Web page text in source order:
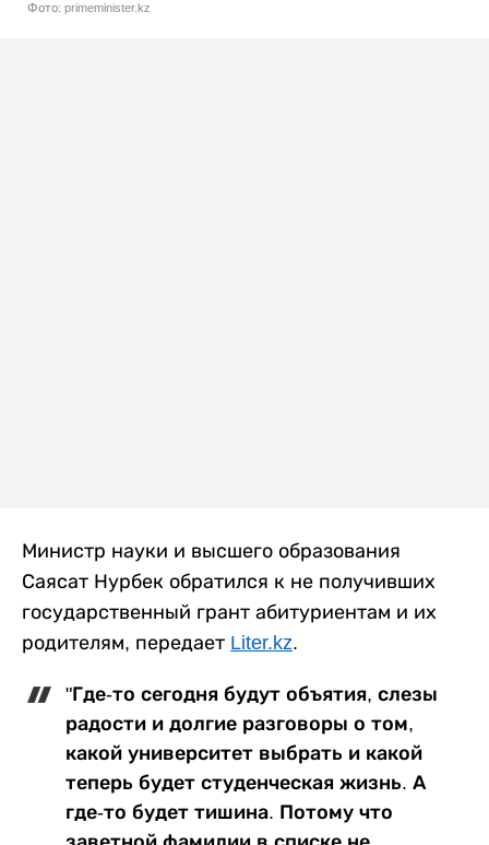
Фото: primeminister.kz
Министр науки и высшего образования
Саясат Нурбек обратился к не получивших
государственный грант абитуриентам и их
родителям, передает Liter.kz.
"Где-то сегодня будут объятия, слезы
радости и долгие разговоры о том,
какой университет выбрать и какой
теперь будет студенческая жизнь. А
где-то будет тишина. Потому что